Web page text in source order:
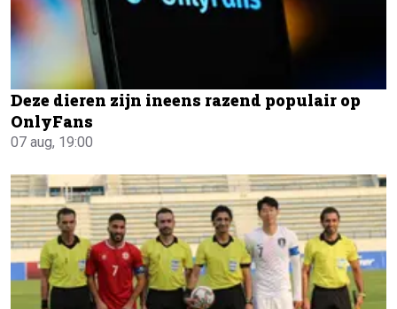
Deze dieren zijn ineens razend populair op
OnlyFans
07 aug, 19:00